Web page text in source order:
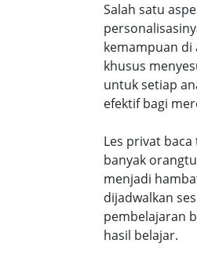
Salah satu
kemampuan
khusus
untuk setiap
efektif bagi
Les privat
banyak
menjadi
dijadwalkan
pembelajaran
hasil belajar.